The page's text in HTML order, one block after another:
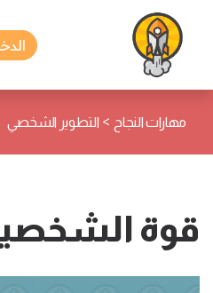
مهارات النجاح > التطوير الشخصي
قوة